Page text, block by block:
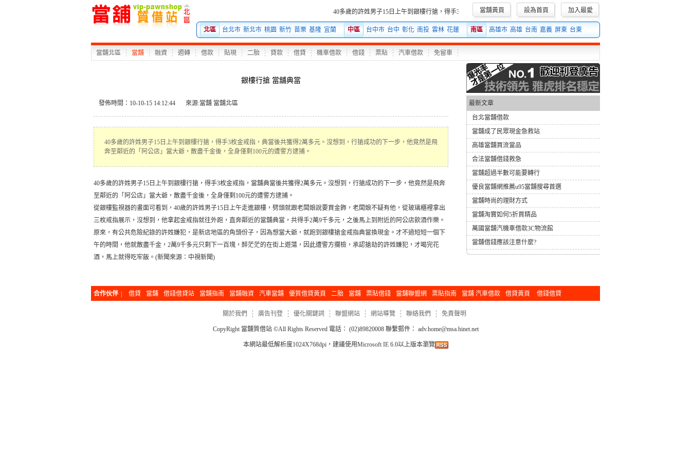
40多歲的許姓男子15日上午到銀樓行搶，得手3枚金戒指，典當後共獲得2萬多元。沒想到，行搶成功的下一步，他竟然是飛奔至鄰
當舖黃頁 設為首頁 加入最愛
北區 台北市 新北市 桃園 新竹 苗栗 基隆 宜蘭 中區 台中市 台中 彰化 南投 雲林 花蓮 南區 高雄市 高雄 台南 嘉義 屏東 台東
當舖北區 當舖 融資 週轉 借款 貼現 二胎 貸款 借貸 機車借款 借錢 票貼 汽車借款 免留車
銀樓行搶 當舖典當
發佈時間：10-10-15 14:12:44 來源:當舖 當舖北區
40多歲的許姓男子15日上午到銀樓行搶，得手3枚金戒指，典當後共獲得2萬多元。沒想到，行搶成功的下一步，他竟然是飛
奔至鄰近的「阿公店」當大爺，散盡千金後，全身僅剩100元的遭警方逮捕。
40多歲的許姓男子15日上午到銀樓行搶，得手3枚金戒指， 當舖典當後共獲得2萬多元。沒想到，行搶成功的下一步，他竟然是飛奔
至鄰近的「阿公店」當大爺，散盡千金後，全身僅剩100元的遭警方逮捕。
從銀樓監視器的畫面可看到，40歲的許姓男子15日上午走進銀樓，劈頭就跟老闆娘說要買金飾，老闆娘不疑有他，從玻璃櫃裡拿出
三枚戒指展示，沒想到，他拿起金戒指就往外跑，直奔鄰近的當舖典當 ，共得手2萬9千多元，之後馬上到附近的阿公店飲酒作樂。
原來，有公共危險紀錄的許姓嫌犯，是新店地區的角頭份子，因為想當大爺，就跑到銀樓搶金戒指典當換現金。才不過短短一個下
午的時間，他就散盡千金，2萬9千多元只剩下一百塊，醉茫茫的在街上遊蕩，因此遭警方攔檢，承認搶劫的許姓嫌犯，才喝完花
酒，馬上就得吃牢飯。(新聞來源：中視新聞)
最新文章
台北當舖借款
當舖成了民眾現金急救站
高雄當舖買流當品
合法當舖借錢救急
當舖超過半數可能要轉行
優良當舖網推薦u95當舖搜尋首選
當舖時尚的理財方式
當舖淘寶如何5折買精品
萬國當舖汽機車借款3C物流館
當舖借錢應該注意什麼?
合作伙伴 借貸 當舖 借錢借貸站 當舖指南 當舖融資 汽車當舖 優質借貸黃頁 二胎 當舖 票貼借錢 當舖聯盟網 票貼指南 當舖 汽車借款 借貸黃頁 借錢借貸
關於我們 廣告刊登 優化關鍵詞 聯盟網站 網站導覽 聯絡我們 免責聲明
CopyRight當舖質借站 ©All Rights Reserved 電話： (02)89820008 聯繫郵件： adv.home@msa.hinet.net
本網站最低解析度1024X768dpi，建議使用Microsoft IE 6.0以上版本瀏覽